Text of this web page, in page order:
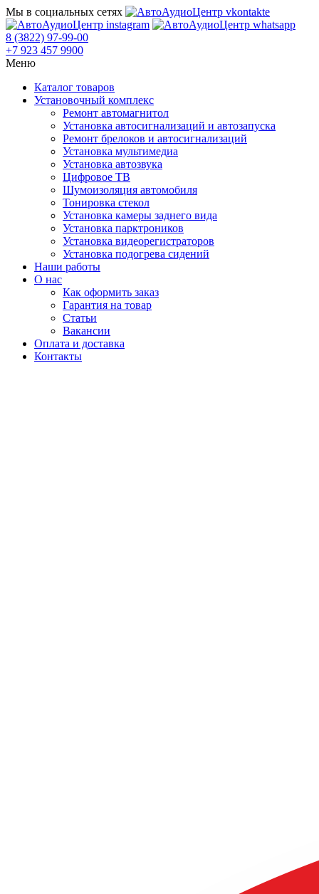
Мы в социальных сетях
8 (3822) 97-99-00
+7 923 457 9900
Меню
Каталог товаров
Установочный комплекс
Ремонт автомагнитол
Установка автосигнализаций и автозапуска
Ремонт брелоков и автосигнализаций
Установка мультимедиа
Установка автозвука
Цифровое ТВ
Шумоизоляция автомобиля
Тонировка стекол
Установка камеры заднего вида
Установка парктроников
Установка видеорегистраторов
Установка подогрева сидений
Наши работы
О нас
Как оформить заказ
Гарантия на товар
Статьи
Вакансии
Оплата и доставка
Контакты